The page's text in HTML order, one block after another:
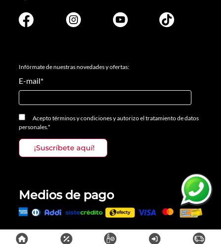
Infórmate de nuestras novedades y ofertas:
E-mail*
Aceptotérminos y condicionesyautorizo el tratamiento de datos
personales.*
Medios de pago
Todos los derechos reservados, Prosalon Distribuciones S.A.S., 2023